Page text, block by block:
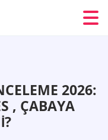
2026:
, ÇABAYA